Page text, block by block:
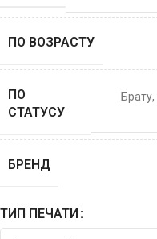
ПО ВОЗРАСТУ
ПО
СТАТУСУ
Брату,
БРЕНД
ТИП ПЕЧАТИ